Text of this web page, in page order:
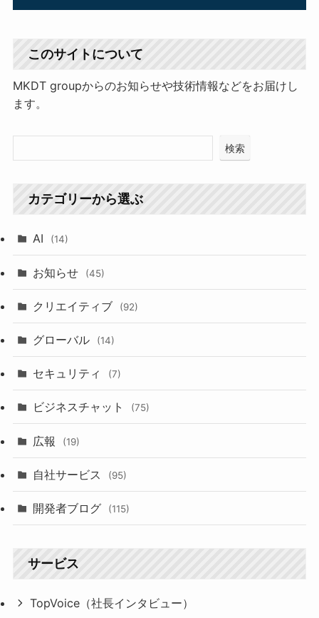
このサイトについて
MKDT groupからのお知らせや技術情報などをお届けし
ます。
検索
カテゴリーから選ぶ
AI (14)
お知らせ (45)
クリエイティブ (92)
グローバル (14)
セキュリティ (7)
ビジネスチャット (75)
広報 (19)
自社サービス (95)
開発者ブログ (115)
サービス
TopVoice（社長インタビュー）